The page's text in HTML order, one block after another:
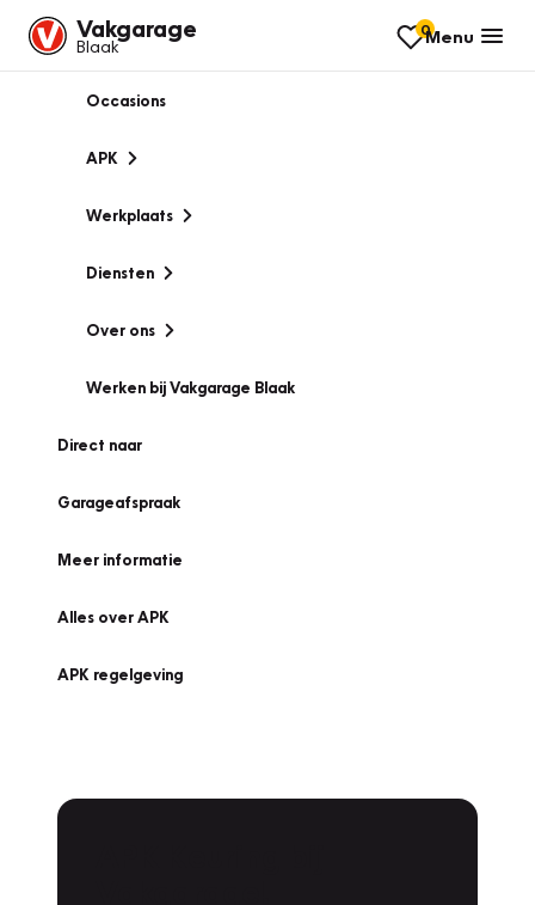
Vakgarage
Blaak
0Menu
Occasions
APK
Werkplaats
Diensten
Over ons
Werken bij Vakgarage Blaak
Direct naar
Garageafspraak
Meer informatie
Alles over APK
APK regelgeving